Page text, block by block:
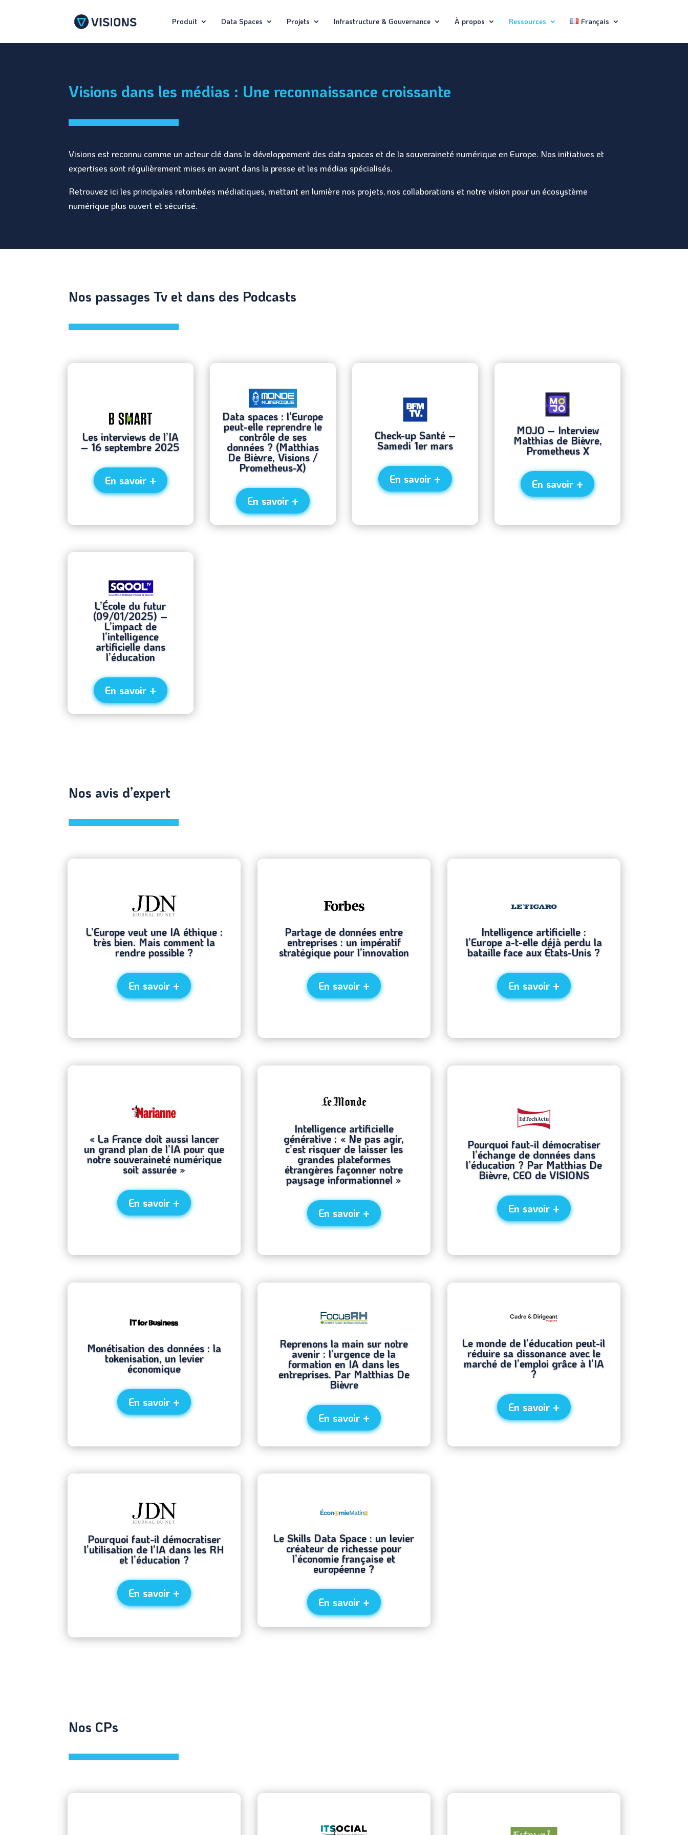
Produit Data Spaces Projets Infrastructure & Gouvernance À propos Ressources Français
Visions dans les médias : Une reconnaissance croissante
Visions est reconnu comme un acteur clé dans le développement des data spaces et de la souveraineté numérique en Europe. Nos initiatives et
expertises sont régulièrement mises en avant dans la presse et les médias spécialisés.
Retrouvez ici les principales retombées médiatiques, mettant en lumière nos projets, nos collaborations et notre vision pour un écosystème
numérique plus ouvert et sécurisé.
Nos passages Tv et dans des Podcasts
Les interviews de l’IA
– 16 septembre 2025
En savoir +
Data spaces : l’Europe
peut-elle reprendre le
contrôle de ses
données ? (Matthias
De Bièvre, Visions /
Prometheus-X)
En savoir +
Check-up Santé –
Samedi 1er mars
En savoir +
MOJO – Interview
Matthias de Bièvre,
Prometheus X
En savoir +
L’École du futur
(09/01/2025) –
L’impact de
l’intelligence
artificielle dans
l’éducation
En savoir +
Nos avis d’expert
L’Europe veut une IA éthique :
très bien. Mais comment la
rendre possible ?
En savoir +
Partage de données entre
entreprises : un impératif
stratégique pour l’innovation
En savoir +
Intelligence artificielle :
l’Europe a-t-elle déjà perdu la
bataille face aux États-Unis ?
En savoir +
« La France doit aussi lancer
un grand plan de l’IA pour que
notre souveraineté numérique
soit assurée »
En savoir +
Intelligence artificielle
générative : « Ne pas agir,
c’est risquer de laisser les
grandes plateformes
étrangères façonner notre
paysage informationnel »
En savoir +
Pourquoi faut-il démocratiser
l’échange de données dans
l’éducation ? Par Matthias De
Bièvre, CEO de VISIONS
En savoir +
Monétisation des données : la
tokenisation, un levier
économique
En savoir +
Reprenons la main sur notre
avenir : l’urgence de la
formation en IA dans les
entreprises. Par Matthias De
Bièvre
En savoir +
Le monde de l’éducation peut-il
réduire sa dissonance avec le
marché de l’emploi grâce à l’IA
?
En savoir +
Pourquoi faut-il démocratiser
l’utilisation de l’IA dans les RH
et l’éducation ?
En savoir +
Le Skills Data Space : un levier
créateur de richesse pour
l’économie française et
européenne ?
En savoir +
Nos CPs